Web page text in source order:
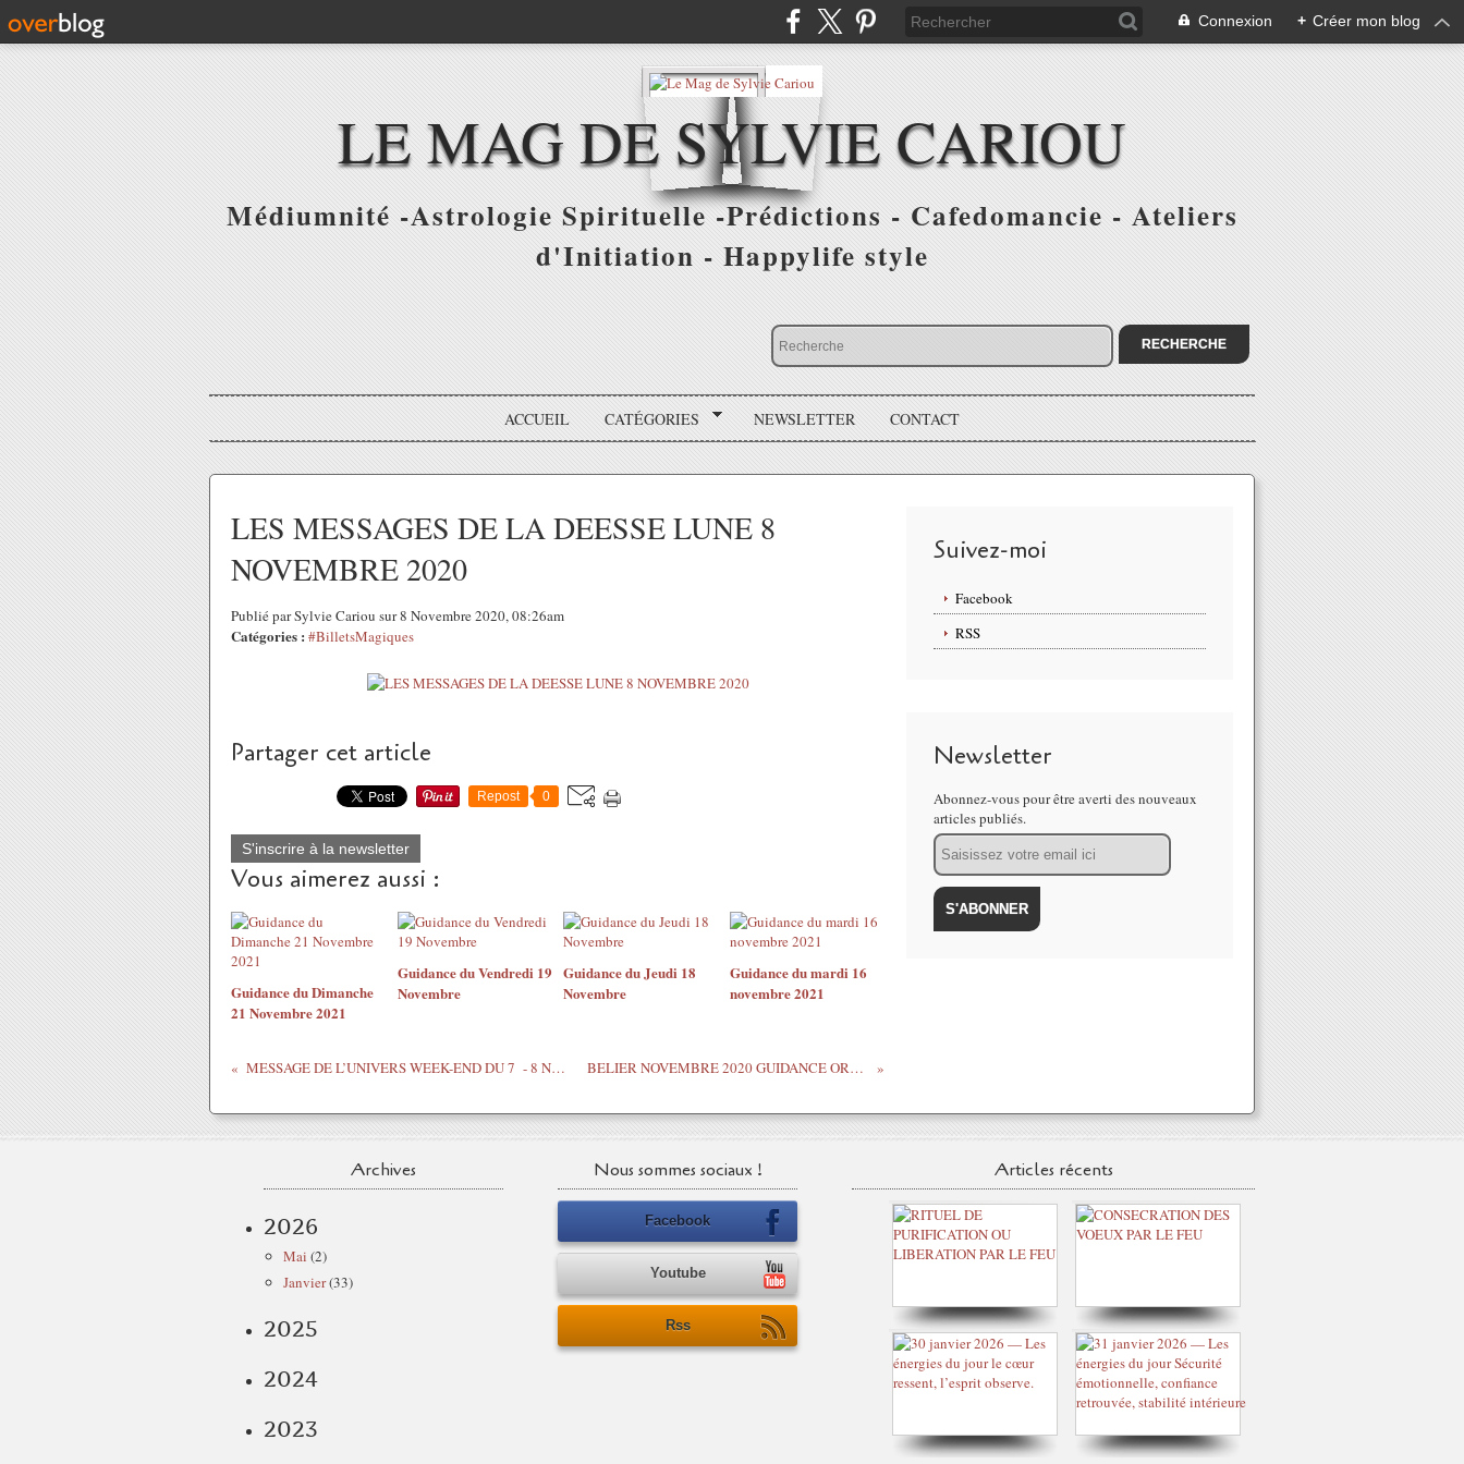
Connexion + Créer mon blog
LE MAG DE SYLVIE CARIOU
Médiumnité -Astrologie Spirituelle -Prédictions - Cafedomancie - Ateliers
d'Initiation - Happylife style
ACCUEIL CATÉGORIES NEWSLETTER CONTACT
LES MESSAGES DE LA DEESSE LUNE 8
NOVEMBRE 2020
Publié par Sylvie Cariou sur 8 Novembre 2020, 08:26am
Catégories : #BilletsMagiques
Partager cet article
Repost 0
S'inscrire à la newsletter
Vous aimerez aussi :
Guidance du Dimanche
21 Novembre 2021
Guidance du Vendredi 19
Novembre
Guidance du Jeudi 18
Novembre
Guidance du mardi 16
novembre 2021
MESSAGE DE L’UNIVERS WEEK-END DU 7 - 8 NOVEMBRE 2020 BELIER NOVEMBRE 2020 GUIDANCE ORACLE –ASTRO
Suivez-moi
Facebook
RSS
Newsletter
Abonnez-vous pour être averti des nouveaux
articles publiés.
Email
Archives
2026
Mai (2)
Janvier(33)
2025
2024
2023
Nous sommes sociaux !
Facebook
Youtube
Rss
Articles récents